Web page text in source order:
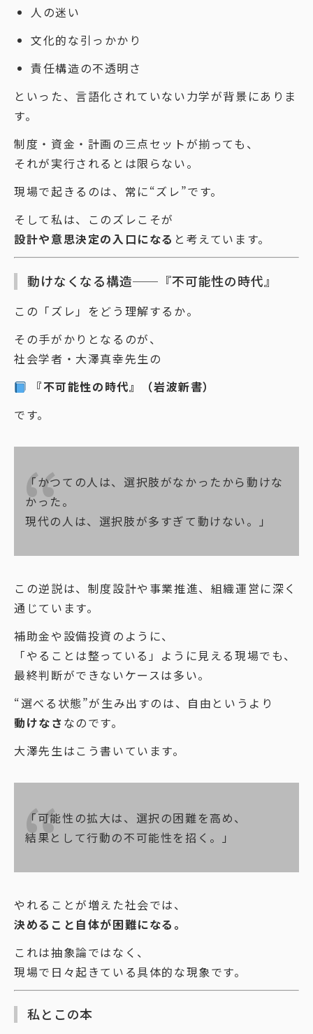
人の迷い
文化的な引っかかり
責任構造の不透明さ
といった、言語化されていない力学が背景にありま
す。
制度・資金・計画の三点セットが揃っても、
それが実行されるとは限らない。
現場で起きるのは、常に“ズレ”です。
そして私は、このズレこそが
設計や意思決定の入口になる と考えています。
動けなくなる構造──『不可能性の時代』
この「ズレ」をどう理解するか。
その手がかりとなるのが、
社会学者・大澤真幸先生の
『不可能性の時代』（岩波新書）
です。
「かつての人は、選択肢がなかったから動けな
かった。
現代の人は、選択肢が多すぎて動けない。」
この逆説は、制度設計や事業推進、組織運営に深く
通じています。
補助金や設備投資のように、
「やることは整っている」ように見える現場でも、
最終判断ができないケースは多い。
“選べる状態”が生み出すのは、自由というより
動けなさなのです。
大澤先生はこう書いています。
「可能性の拡大は、選択の困難を高め、
結果として行動の不可能性を招く。」
やれることが増えた社会では、
決めること自体が困難になる。
これは抽象論ではなく、
現場で日々起きている具体的な現象です。
私とこの本